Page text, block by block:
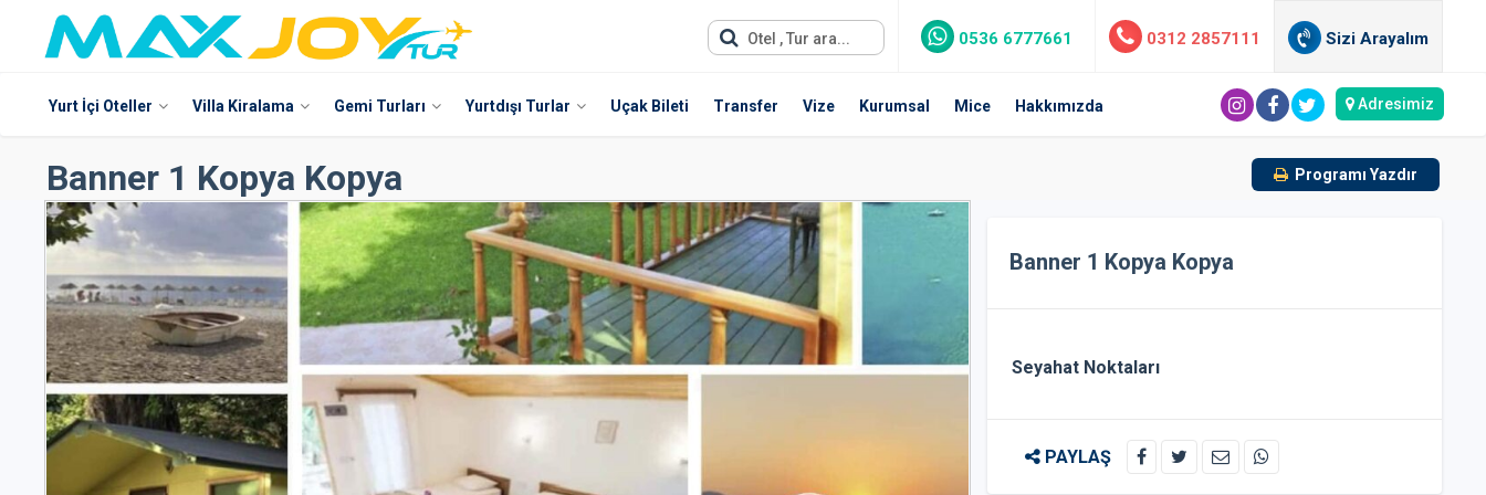
Sizi Arayalım
0312 2857111
0536 6777661
Otel , Tur ara...
Yurt İçi Oteller Villa Kiralama Gemi Turları Yurtdışı Turlar Uçak Bileti Transfer Vize Kurumsal Mice Hakkımızda Adresimiz
Banner 1 Kopya Kopya Programı Yazdır
Banner 1 Kopya Kopya
Seyahat Noktaları
PAYLAŞ